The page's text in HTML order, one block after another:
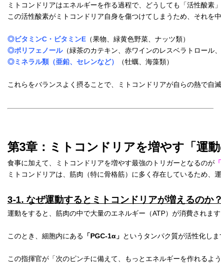
ミトコンドリアはエネルギーを作る過程で、どうしても「活性酸素
この活性酸素がミトコンドリア自身を傷つけてしまうため、それを
◎ビタミンC・ビタミンE （果物、緑黄色野菜、ナッツ類）
◎ポリフェノール（緑茶のカテキン、赤ワインのレスベラトロール
◎ミネラル類（亜鉛、セレンなど）
（牡蠣、海藻類）
これらをバランスよく摂ることで、ミトコンドリアが自らの熱で自
第3章：ミトコンドリアを増やす「運
食事に加えて、ミトコンドリアを増やす最強のトリガーとなるのが
ミトコンドリアは、筋肉（特に骨格筋）に多く存在しているため
3-1. なぜ運動するとミトコンドリアが増えるのか
運動をすると、筋肉の中で大量のエネルギー（ATP）が消費されま
このとき、細胞内にある 「PGC-1α」 というタンパク質が活性化し
この指揮官が「次のピンチに備えて、もっとエネルギーを作れるよ